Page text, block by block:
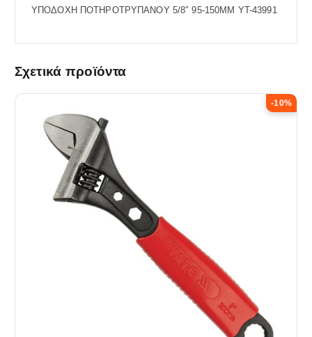
ΥΠΟΔΟΧΗ ΠΟΤΗΡΟΤΡΥΠΑΝΟΥ 5/8″ 95-150ΜΜ YT-43991
Σχετικά προϊόντα
-10%